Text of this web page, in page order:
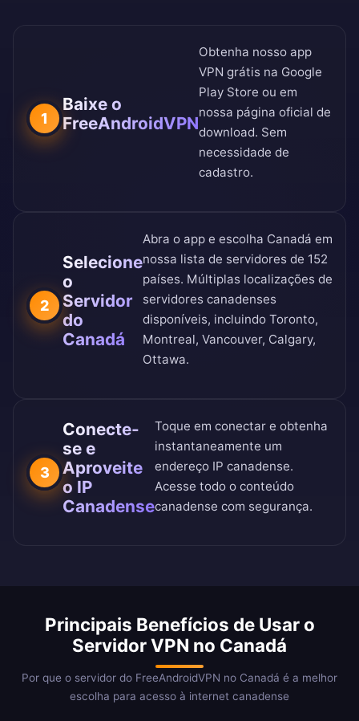
1
Baixe o
FreeAndroidVPN
Obtenha nosso app
VPN grátis na Google
Play Store ou em
nossa página oficial de
download. Sem
necessidade de
cadastro.
2
Selecione
o
Servidor
do
Canadá
Abra o app e escolha Canadá em
nossa lista de servidores de 152
países. Múltiplas localizações de
servidores canadenses
disponíveis, incluindo Toronto,
Montreal, Vancouver, Calgary,
Ottawa.
3
Conecte-
se e
Aproveite
o IP
Canadense
Toque em conectar e obtenha
instantaneamente um
endereço IP canadense.
Acesse todo o conteúdo
canadense com segurança.
Principais Benefícios de Usar o
Servidor VPN no Canadá
Por que o servidor do FreeAndroidVPN no Canadá é a melhor
escolha para acesso à internet canadense